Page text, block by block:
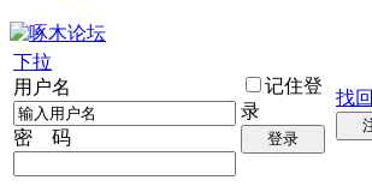
下拉
用户名
密 码
记住登
录
登录
找